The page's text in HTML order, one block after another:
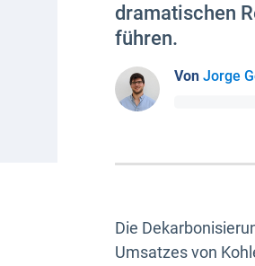
dramatischen
führen.
Von Jorge
Die
Umsatzes von